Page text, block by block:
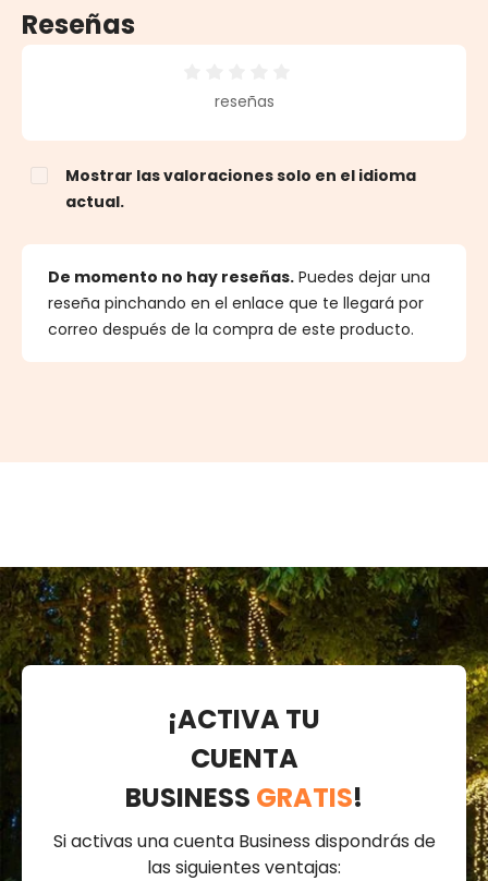
Reseñas
Calificación promedio de 0 de 5 estrellas
reseñas
Mostrar las valoraciones solo en el idioma
actual.
De momento no hay reseñas. Puedes dejar una
reseña pinchando en el enlace que te llegará por
correo después de la compra de este producto.
¡ACTIVA TU
CUENTA
BUSINESS GRATIS!
Si activas una cuenta Business dispondrás de
las siguientes ventajas: